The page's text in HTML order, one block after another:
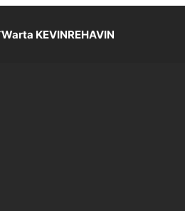
Warta KEVINREHAVIN